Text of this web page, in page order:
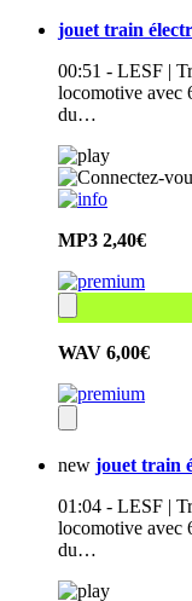
jouet train
00:51 - LESF |
locomotive avec
du…
MP3 2,40€
WAV 6,00€
new jouet train
01:04 - LESF |
locomotive avec
du…